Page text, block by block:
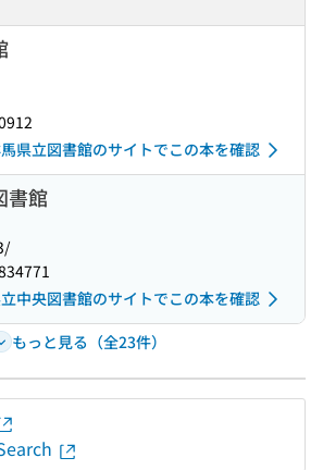
県立図書館のサイトでこの本を確認
書館
中央図書館のサイトでこの本を確認
もっと見る（全23件）